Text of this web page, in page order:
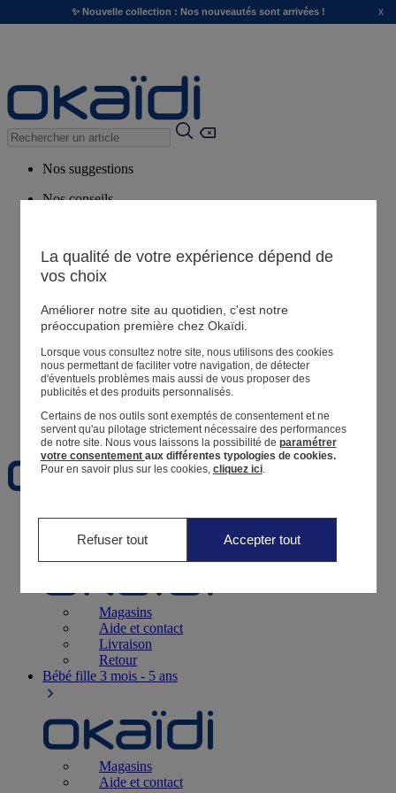
✨ Nouvelle collection : Nos nouveautés sont arrivées ! x
Nos suggestions
Nos conseils
Magasin
Mes informations
Suivre une commande
Panier
Favoris
Naissance0-12 mois
Magasins
Aide et contact
Livraison
Retour
Bébé fille 3 mois - 5 ans
Magasins
Aide et contact
La qualité de votre expérience dépend de
vos choix
Améliorer notre site au quotidien, c'est notre
préoccupation première chez Okaïdi.
Lorsque vous consultez notre site, nous utilisons des cookies
nous permettant de faciliter votre navigation, de détecter
d'éventuels problèmes mais aussi de vous proposer des
publicités et des produits personnalisés.
Certains de nos outils sont exemptés de consentement et ne
servent qu'au pilotage strictement nécessaire des performances
de notre site. Nous vous laissons la possibilité de paramétrer
votre consentement aux différentes typologies de cookies.
Pour en savoir plus sur les cookies, cliquez ici.
Refuser tout Accepter tout